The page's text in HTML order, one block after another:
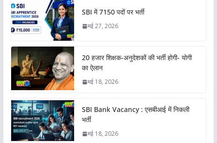
SBI में 7150 पदों पर भर्ती
मई 27, 2026
20 हजार शिक्षक-अनुदेशकों की भर्ती होगी- योगी
का ऐलान
मई 18, 2026
SBI Bank Vacancy : एसबीआई में निकली
भर्ती
मई 18, 2026